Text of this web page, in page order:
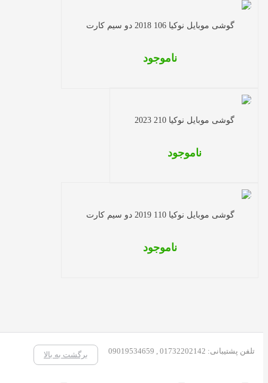
گوشی موبایل نوکیا 106 2018 دو سیم کارت
ناموجود
گوشی موبایل نوکیا 210 2023
ناموجود
گوشی موبایل نوکیا 110 2019 دو سیم کارت
ناموجود
تلفن پشتیبانی: 01732202142 , 09019534659 برگشت به بالا